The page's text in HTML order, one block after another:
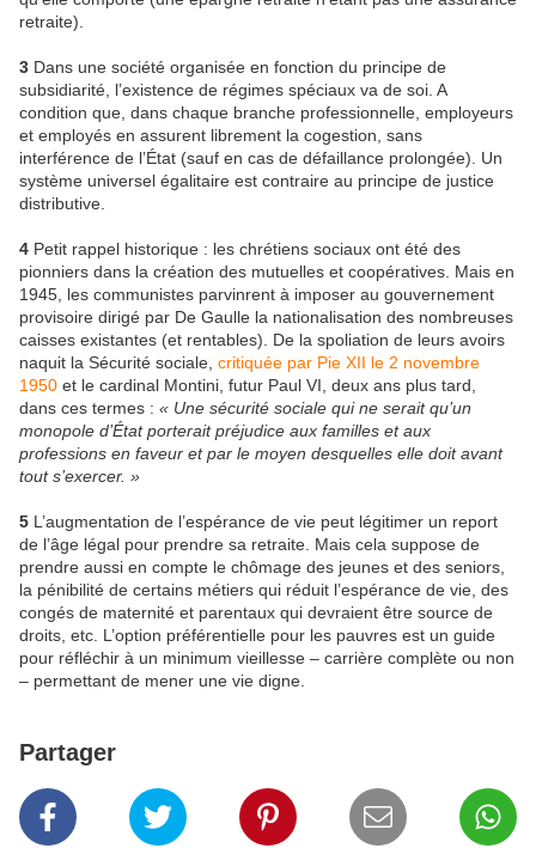
retraite).
3 Dans une société organisée en fonction du principe de
subsidiarité, l’existence de régimes spéciaux va de soi. A
condition que, dans chaque branche professionnelle, employeurs
et employés en assurent librement la cogestion, sans
interférence de l’État (sauf en cas de défaillance prolongée). Un
système universel égalitaire est contraire au principe de justice
distributive.
4 Petit rappel historique : les chrétiens sociaux ont été des
pionniers dans la création des mutuelles et coopératives. Mais en
1945, les communistes parvinrent à imposer au gouvernement
provisoire dirigé par De Gaulle la nationalisation des nombreuses
caisses existantes (et rentables). De la spoliation de leurs avoirs
naquit la Sécurité sociale, critiquée par Pie XII le 2 novembre
1950 et le cardinal Montini, futur Paul VI, deux ans plus tard,
dans ces termes : « Une sécurité sociale qui ne serait qu’un
monopole d’État porterait préjudice aux familles et aux
professions en faveur et par le moyen desquelles elle doit avant
tout s’exercer. »
5 L’augmentation de l’espérance de vie peut légitimer un report
de l’âge légal pour prendre sa retraite. Mais cela suppose de
prendre aussi en compte le chômage des jeunes et des seniors,
la pénibilité de certains métiers qui réduit l’espérance de vie, des
congés de maternité et parentaux qui devraient être source de
droits, etc. L’option préférentielle pour les pauvres est un guide
pour réfléchir à un minimum vieillesse – carrière complète ou non
– permettant de mener une vie digne.
Partager